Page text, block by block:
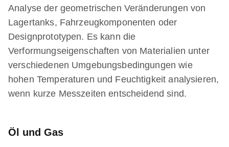
Analyse der geometrischen Veränderungen von
Lagertanks, Fahrzeugkomponenten oder
Designprototypen. Es kann die
Verformungseigenschaften von Materialien unter
verschiedenen Umgebungsbedingungen wie
hohen Temperaturen und Feuchtigkeit analysieren,
wenn kurze Messzeiten entscheidend sind.
Öl und Gas